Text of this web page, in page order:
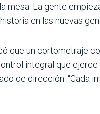
mesa. La gente
en las nuevas
que un cortometraje
integral que
de dirección: “Cada